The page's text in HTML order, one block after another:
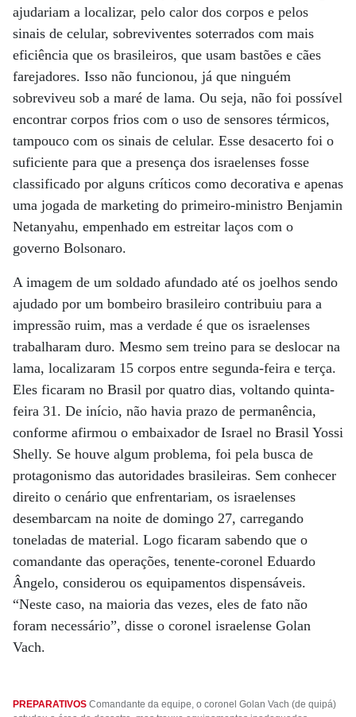
ajudariam a localizar, pelo calor dos corpos e pelos
sinais de celular, sobreviventes soterrados com mais
eficiência que os brasileiros, que usam bastões e cães
farejadores. Isso não funcionou, já que ninguém
sobreviveu sob a maré de lama. Ou seja, não foi possível
encontrar corpos frios com o uso de sensores térmicos,
tampouco com os sinais de celular. Esse desacerto foi o
suficiente para que a presença dos israelenses fosse
classificado por alguns críticos como decorativa e apenas
uma jogada de marketing do primeiro-ministro Benjamin
Netanyahu, empenhado em estreitar laços com o
governo Bolsonaro.
A imagem de um soldado afundado até os joelhos sendo
ajudado por um bombeiro brasileiro contribuiu para a
impressão ruim, mas a verdade é que os israelenses
trabalharam duro. Mesmo sem treino para se deslocar na
lama, localizaram 15 corpos entre segunda-feira e terça.
Eles ficaram no Brasil por quatro dias, voltando quinta-
feira 31. De início, não havia prazo de permanência,
conforme afirmou o embaixador de Israel no Brasil Yossi
Shelly. Se houve algum problema, foi pela busca de
protagonismo das autoridades brasileiras. Sem conhecer
direito o cenário que enfrentariam, os israelenses
desembarcam na noite de domingo 27, carregando
toneladas de material. Logo ficaram sabendo que o
comandante das operações, tenente-coronel Eduardo
Ângelo, considerou os equipamentos dispensáveis.
“Neste caso, na maioria das vezes, eles de fato não
foram necessário”, disse o coronel israelense Golan
Vach.
PREPARATIVOS Comandante da equipe, o coronel Golan Vach (de quipá)